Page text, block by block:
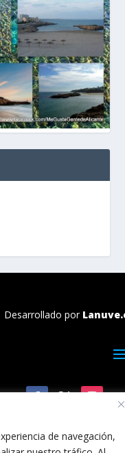
de navegación,
Desarrollado por